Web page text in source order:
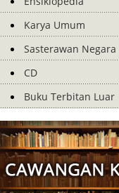
Karya Umum
Sasterawan Negara
CD
Buku Terbitan Luar